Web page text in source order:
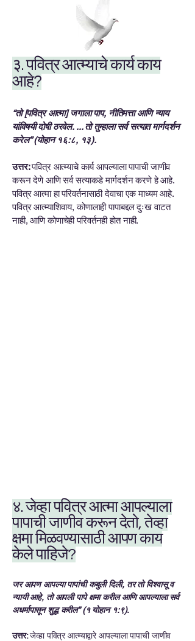
३. पवित्र आत्म्याचे कार्य काय
आहे?
“तो [पवित्र आत्मा] जगाला पाप, नीतिमत्ता आणि न्याय
यांविषयी दोषी ठरवेल. ... तो तुम्हाला सर्व सत्यात मार्गदर्शन
करेल” (योहान १६:८, १३).
उत्तर:पवित्र आत्म्याचे कार्य आपल्याला पापाची जाणीव
करून देणे आणि सर्व सत्याकडे मार्गदर्शन करणे हे आहे.
पवित्र आत्मा हा परिवर्तनासाठी देवाचा एक माध्यम आहे.
पवित्र आत्म्याशिवाय, कोणालाही पापाबद्दल दुःख वाटत
नाही, आणि कोणाचेही परिवर्तनही होत नाही.
४. जेव्हा पवित्र आत्मा आपल्याला
पापाची जाणीव करून देतो, तेव्हा
क्षमा मिळवण्यासाठी आपण काय
केले पाहिजे?
जर आपण आपल्या पापांची कबुली दिली, तर तो विश्वासू व
न्यायी आहे, तो आपली पापे क्षमा करील आणि आपल्याला सर्व
अधर्मापासून शुद्ध करील” (१ योहान १:९).
उत्तर:जेव्हा पवित्र आत्म्याद्वारे आपल्याला पापाची जाणीव